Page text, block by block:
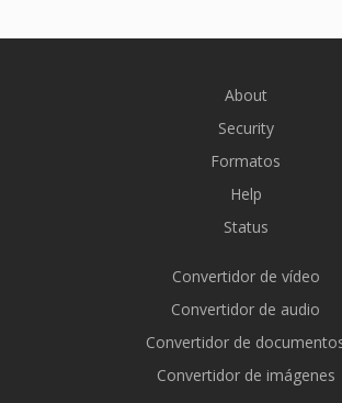
About
Security
Formatos
Help
Status
Convertidor de vídeo
Convertidor de audio
Convertidor de
Convertidor de imágenes